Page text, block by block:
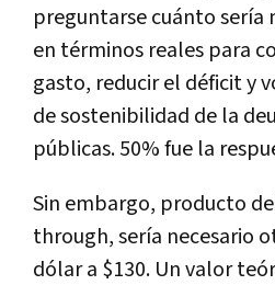
preguntarse cuánto sería
en términos reales para
gasto, reducir el déficit y
de sostenibilidad de la
públicas. 50% fue la
Sin embargo, producto
through, sería necesario
dólar a $130. Un valor